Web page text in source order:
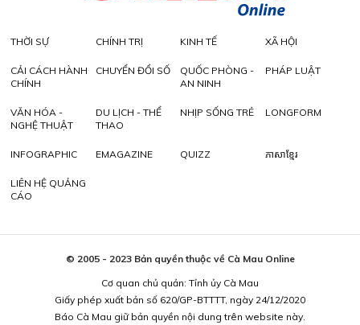
THỜI SỰ CHÍNH TRỊ KINH TẾ XÃ HỘI
CẢI CÁCH HÀNH
CHÍNH
CHUYỂN ĐỔI SỐ
QUỐC PHÒNG -
AN NINH
PHÁP LUẬT
VĂN HÓA -
NGHỆ THUẬT
DU LỊCH - THỂ
THAO
NHỊP SỐNG TRẺ LONGFORM
INFOGRAPHIC EMAGAZINE QUIZZ ភាសាខ្មែរ
LIÊN HỆ QUẢNG
CÁO
© 2005 - 2023 Bản quyền thuộc về Cà Mau Online
Cơ quan chủ quản: Tỉnh ủy Cà Mau
Giấy phép xuất bản số 620/GP-BTTTT, ngày 24/12/2020
Báo Cà Mau giữ bản quyền nội dung trên website này.